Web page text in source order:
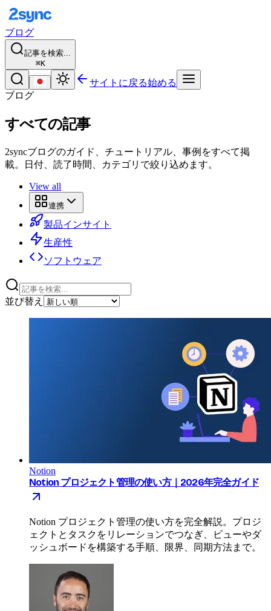
ブログ
記事を検索...
⌘K
サイトに戻る始める
ブログ
すべての記事
2syncブログのガイド、チュートリアル、事例をすべて掲
載。日付、読了時間、カテゴリで絞り込めます。
View all
連携
製品インサイト
生産性
ソフトウェア
並び替え
Notion
Notion プロジェクト管理の使い方｜2026年完全ガイド
Notion プロジェクト管理の使い方を完全解説。プロジ
ェクトとタスクをリレーションでつなぎ、ビューやダ
ッシュボードを構築する手順、限界、同期方法まで。